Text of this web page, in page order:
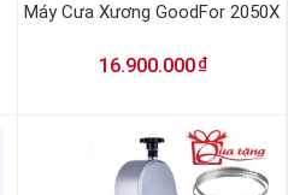
Máy Cưa Xương GoodFor 2050X
16.900.000 ₫